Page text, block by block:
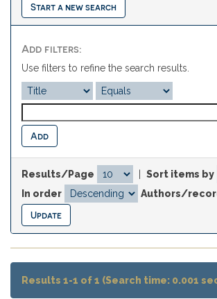
Start a new search
Add filters:
Use filters to refine the search results.
Results/Page
Sort items by
In order
Authors/
Results 1-1 of 1 (Search time: 0.001